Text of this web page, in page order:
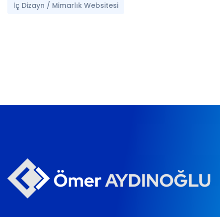
İç Dizayn / Mimarlık Websitesi